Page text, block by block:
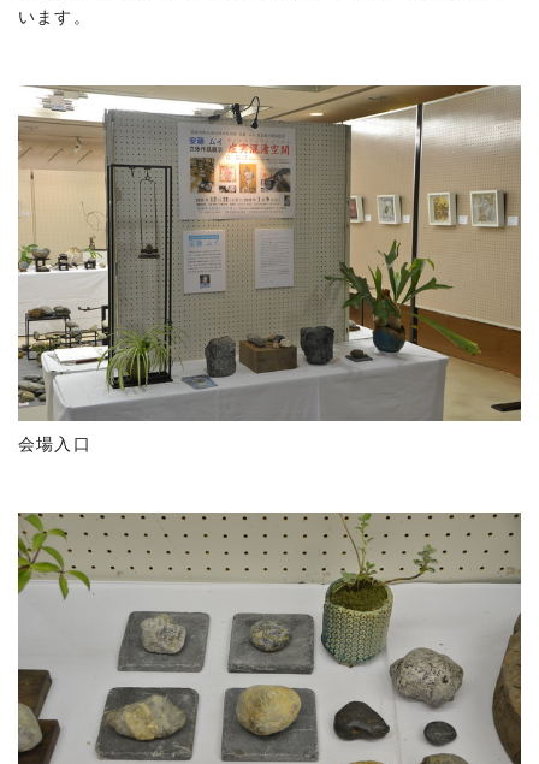
います。
会場入口